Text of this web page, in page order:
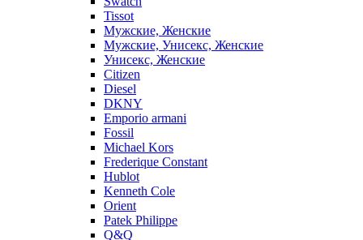
Tissot
Мужские, Женские
Мужские, Унисекс, Женские
Унисекс, Женские
Citizen
Diesel
DKNY
Emporio armani
Fossil
Michael Kors
Frederique Constant
Hublot
Kenneth Cole
Orient
Patek Philippe
Q&Q